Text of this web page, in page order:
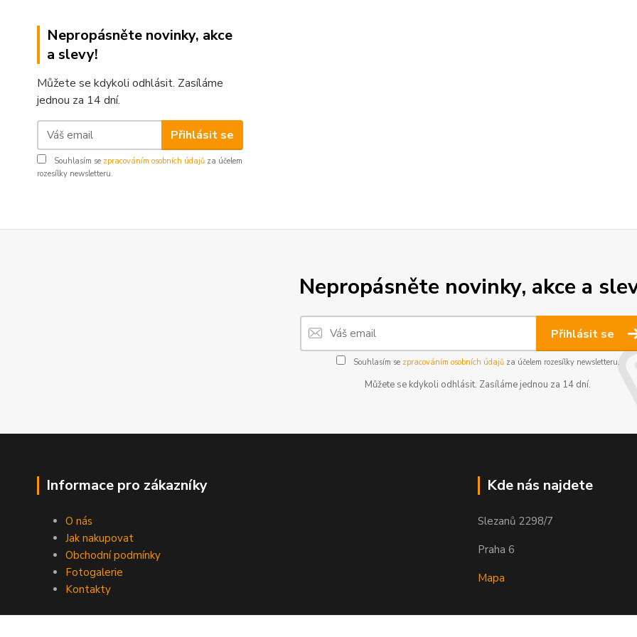
Nepropásněte novinky, akce
a slevy!
Můžete se kdykoli odhlásit. Zasíláme
jednou za 14 dní.
Přihlásit se
Souhlasím se zpracováním osobních údajů za účelem
rozesílky newsletteru.
Nepropásněte novinky, akce a
Přihlásit se
Souhlasím se zpracováním osobních údajůza účelem rozesílky newsletteru.
Můžete se kdykoli odhlásit. Zasíláme jednou za 14 dní.
Informace pro zákazníky
O nás
Jak nakupovat
Obchodní podmínky
Fotogalerie
Kontakty
Kde nás najdete
Slezanů 2298/7
Praha 6
Mapa